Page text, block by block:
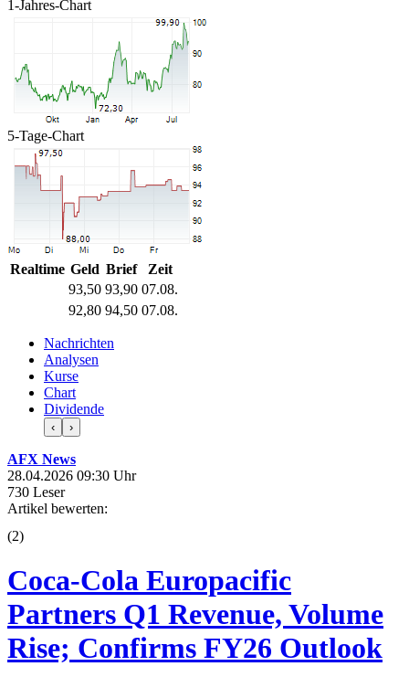
1-Jahres-Chart
5-Tage-Chart
Realtime Geld Brief
Zeit
93,50 93,90 07.08.
92,80 94,50 07.08.
Nachrichten
Analysen
Kurse
Chart
Dividende
‹ ›
AFX News
28.04.2026 09:30 Uhr
730 Leser
Artikel bewerten:
(2)
Coca-Cola Europacific
Partners Q1 Revenue, Volume
Rise; Confirms FY26 Outlook